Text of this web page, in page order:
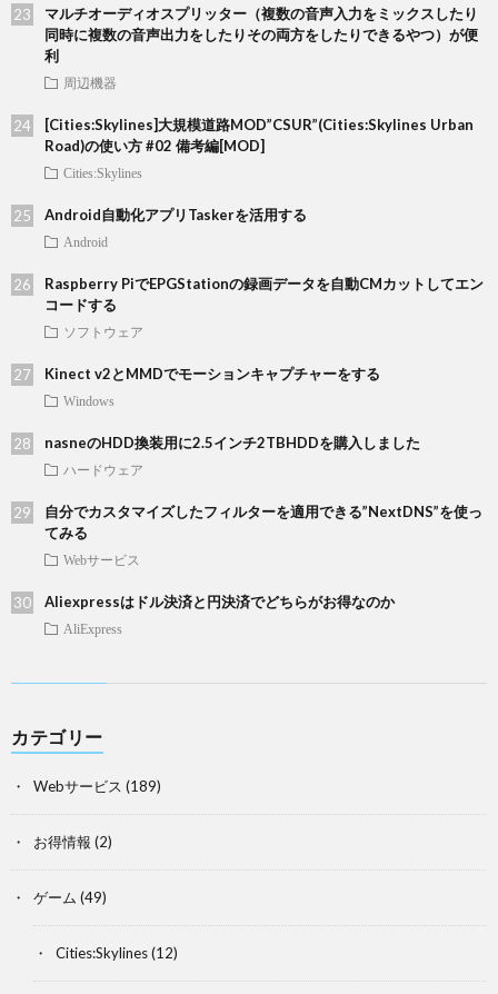
マルチオーディオスプリッター（複数の音声入力をミックスしたり
同時に複数の音声出力をしたりその両方をしたりできるやつ）が便
利
周辺機器
[Cities:Skylines]大規模道路MOD”CSUR”(Cities:Skylines Urban
Road)の使い方 #02 備考編[MOD]
Cities:Skylines
Android自動化アプリTaskerを活用する
Android
Raspberry PiでEPGStationの録画データを自動CMカットしてエン
コードする
ソフトウェア
Kinect v2とMMDでモーションキャプチャーをする
Windows
nasneのHDD換装用に2.5インチ2TBHDDを購入しました
ハードウェア
自分でカスタマイズしたフィルターを適用できる”NextDNS”を使っ
てみる
Webサービス
Aliexpressはドル決済と円決済でどちらがお得なのか
AliExpress
カテゴリー
Webサービス (189)
お得情報 (2)
ゲーム (49)
Cities:Skylines(12)